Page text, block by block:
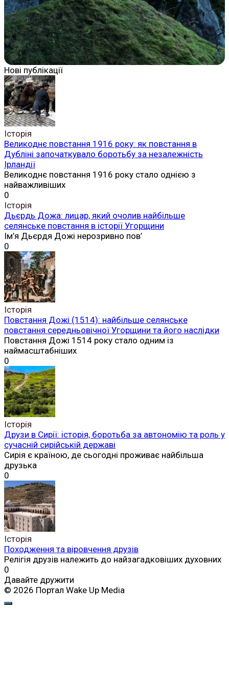
Нові публікації
Історія
Великоднє повстання 1916 року: як повстання в
Дубліні започаткувало боротьбу за незалежність
Ірландії
Великоднє повстання 1916 року стало однією з
найважливіших
0
Історія
Дьєрдь Дожа: лицар, який очолив найбільше
селянське повстання в історії Угорщини
Ім’я Дьєрдя Дожі нерозривно пов’
0
Історія
Повстання Дожі (1514): найбільше селянське
повстання середньовічної Угорщини та його наслідки
Повстання Дожі 1514 року стало одним із
наймасштабніших
0
Історія
Друзи в Сирії: історія, боротьба за автономію та роль у
сучасній сирійській державі
Сирія є країною, де сьогодні проживає найбільша
друзька
0
Історія
Походження та віровчення друзів
Релігія друзів належить до найзагадковіших духовних
0
Давайте дружити
© 2026 Портал Wake Up Media